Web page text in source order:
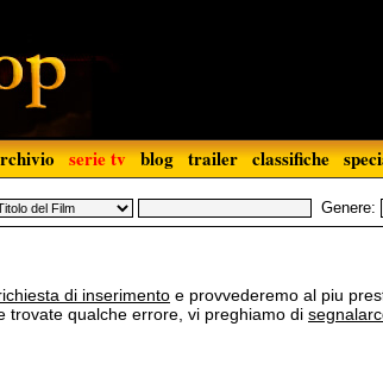
serie tv blog trailer classifiche
Genere:
di inserimento e provvederemo al piu
trovate qualche errore, vi preghiamo di